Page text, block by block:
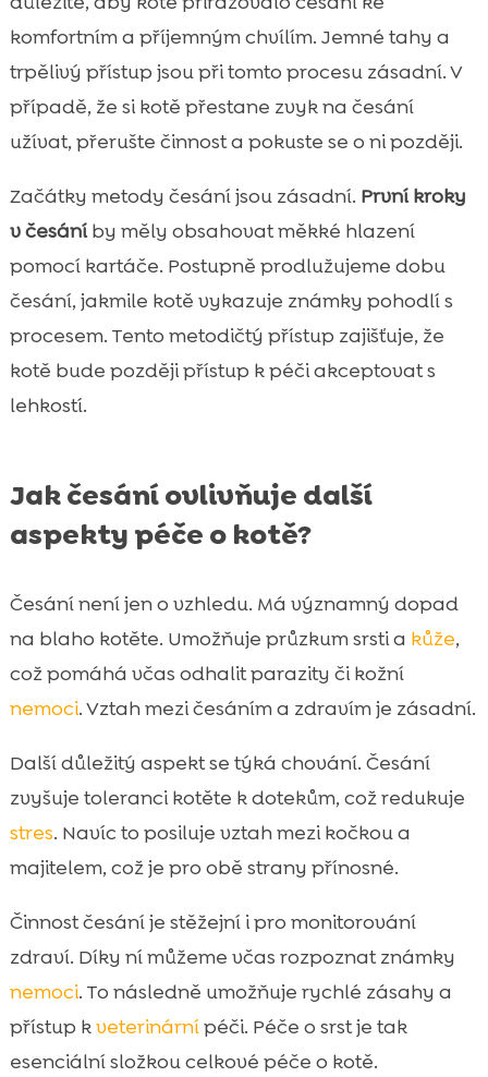
komfortním a příjemným chvílím. Jemné tahy a
trpělivý přístup jsou při tomto procesu zásadní. V
případě, že si kotě přestane zvyk na česání
užívat, přerušte činnost a pokuste se o ni později.
Začátky metody česání jsou zásadní. První kroky
v česáníby měly obsahovat měkké hlazení
pomocí kartáče. Postupně prodlužujeme dobu
česání, jakmile kotě vykazuje známky pohodlí s
procesem. Tento metodičtý přístup zajišťuje, že
kotě bude později přístup k péči akceptovat s
lehkostí.
Jak česání ovlivňuje další
aspekty péče o kotě?
Česání není jen o vzhledu. Má významný dopad
na blaho kotěte. Umožňuje průzkum srsti a kůže,
což pomáhá včas odhalit parazity či kožní
nemoci. Vztah mezi česáním a zdravím je zásadní.
Další důležitý aspekt se týká chování. Česání
zvyšuje toleranci kotěte k dotekům, což redukuje
stres. Navíc to posiluje vztah mezi kočkou a
majitelem, což je pro obě strany přínosné.
Činnost česání je stěžejní i pro monitorování
zdraví. Díky ní můžeme včas rozpoznat známky
nemoci. To následně umožňuje rychlé zásahy a
přístup kveterinárnípéči. Péče o srst je tak
esenciální složkou celkové péče o kotě.